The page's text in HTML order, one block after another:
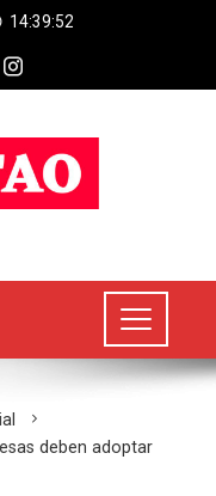
14:39:53
deben adoptar